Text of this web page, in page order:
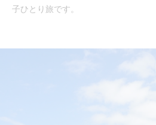
子ひとり旅です。